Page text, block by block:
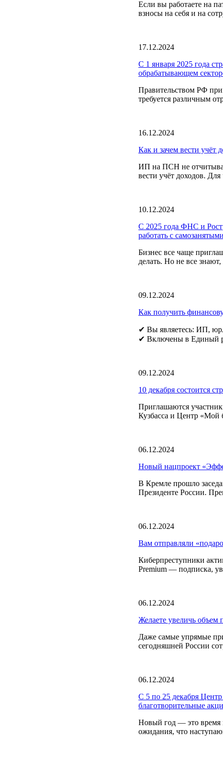
Если вы работаете на
взносы на себя и на
17.12.2024
С 1 января 2025 года
обрабатывающем
Правительством РФ
требуется различным
16.12.2024
Как и зачем вести учёт
ИП на ПСН не
вести учёт доходов.
10.12.2024
С 2025 года ФНС и
работать с
Бизнес все чаще
делать. Но не все
09.12.2024
Как получить
✔ Вы являетесь: ИП,
✔ Включены в Единый
09.12.2024
10 декабря состоится
Приглашаются
Кузбасса и Центр «Мой
06.12.2024
Новый нацпроект
В Кремле прошло
Президенте России.
06.12.2024
Вам отправляли
Киберпреступники
Premium — подписка,
06.12.2024
Желаете увеличь объем
Даже самые упрямые
сегодняшней России
06.12.2024
С 5 по 25 декабря
благотворительные
Новый год — это время
ожидания, что